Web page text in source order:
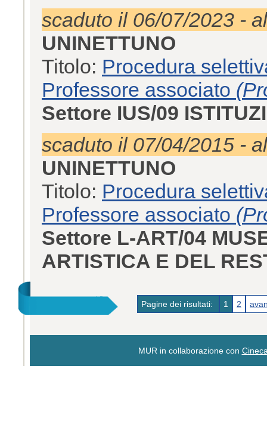
scaduto il 06/07/2023 -
UNINETTUNO
Titolo: Procedura
Professore associato
Settore IUS/09
scaduto il 07/04/2015 -
UNINETTUNO
Titolo: Procedura
Professore associato
Settore L-ART/04
ARTISTICA E DEL
Pagine dei risultati: 1 2
MUR in collaborazione con